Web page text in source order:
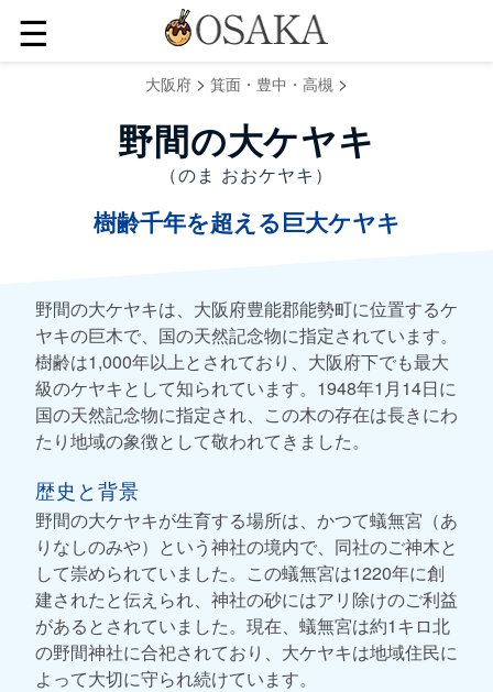
☰
大阪府 > 箕面・豊中・高槻 >
野間の大ケヤキ
（のま おおケヤキ）
樹齢千年を超える巨大ケヤキ
野間の大ケヤキは、大阪府豊能郡能勢町に位置するケ
ヤキの巨木で、国の天然記念物に指定されています。
樹齢は1,000年以上とされており、大阪府下でも最大
級のケヤキとして知られています。1948年1月14日に
国の天然記念物に指定され、この木の存在は長きにわ
たり地域の象徴として敬われてきました。
歴史と背景
野間の大ケヤキが生育する場所は、かつて蟻無宮（あ
りなしのみや）という神社の境内で、同社のご神木と
して崇められていました。この蟻無宮は1220年に創
建されたと伝えられ、神社の砂にはアリ除けのご利益
があるとされていました。現在、蟻無宮は約1キロ北
の野間神社に合祀されており、大ケヤキは地域住民に
よって大切に守られ続けています。